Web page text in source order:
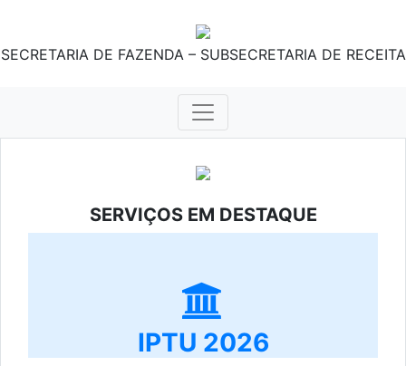
SECRETARIA DE FAZENDA – SUBSECRETARIA DE RECEITA
SERVIÇOS EM DESTAQUE
IPTU 2026